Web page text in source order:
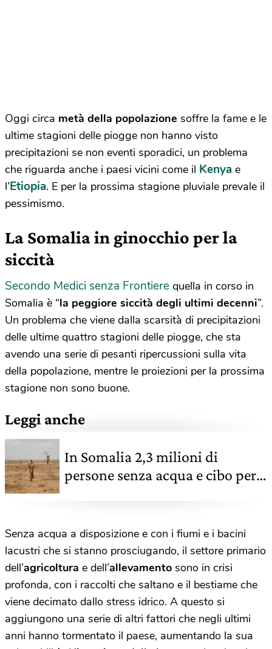
Oggi circa metà della popolazione soffre la fame e le
ultime stagioni delle piogge non hanno visto
precipitazioni se non eventi sporadici, un problema
che riguarda anche i paesi vicini come il Kenya e
l’Etiopia. E per la prossima stagione pluviale prevale il
pessimismo.
La Somalia in ginocchio per la
siccità
Secondo Medici senza Frontiere quella in corso in
Somalia è “la peggiore siccità degli ultimi decenni”.
Un problema che viene dalla scarsità di precipitazioni
delle ultime quattro stagioni delle piogge, che sta
avendo una serie di pesanti ripercussioni sulla vita
della popolazione, mentre le proiezioni per la prossima
stagione non sono buone.
Leggi anche
In Somalia 2,3 milioni di
persone senza acqua e cibo per
Senza acqua a disposizione e con i fiumi e i bacini
lacustri che si stanno prosciugando, il settore primario
dell’agricoltura e dell’allevamento sono in crisi
profonda, con i raccolti che saltano e il bestiame che
viene decimato dallo stress idrico. A questo si
aggiungono una serie di altri fattori che negli ultimi
anni hanno tormentato il paese, aumentando la sua